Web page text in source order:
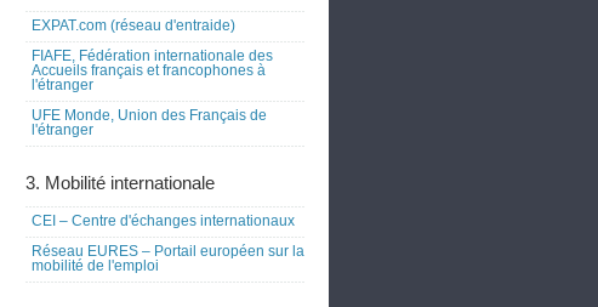
EXPAT.com (réseau d'entraide)
FIAFE, Fédération internationale des
Accueils français et francophones à
l'étranger
UFE Monde, Union des Français de
l'étranger
3. Mobilité internationale
CEI – Centre d'échanges internationaux
Réseau EURES – Portail européen sur la
mobilité de l'emploi